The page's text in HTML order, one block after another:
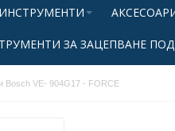
ЗА ЗАЦЕПВАНЕ
Bosch VE- 904G17 - FORCE